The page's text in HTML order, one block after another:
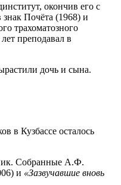
окончив его с
Почёта (1968) и
трахоматозного
преподавал в
дочь и сына.
в Кузбассе осталось
Собранные А.Ф.
и «Зазвучавшие вновь